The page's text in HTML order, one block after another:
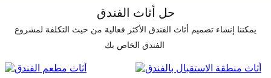
حل أثاث الفندق
يمكننا إنشاء تصميم أثاث الفندق الأكثر فعالية من حيث التكلفة لمشروع